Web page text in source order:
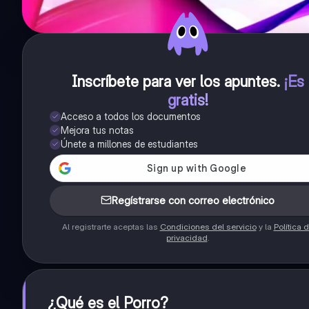
Inscríbete para ver los apuntes. ¡Es
gratis!
Acceso a todos los documentos
Mejora tus notas
Únete a millones de estudiantes
Regístrarse con correo electrónico
Al registrarte aceptas las Condiciones del servicioy la Política
privacidad.
¿Qué es el Porro?